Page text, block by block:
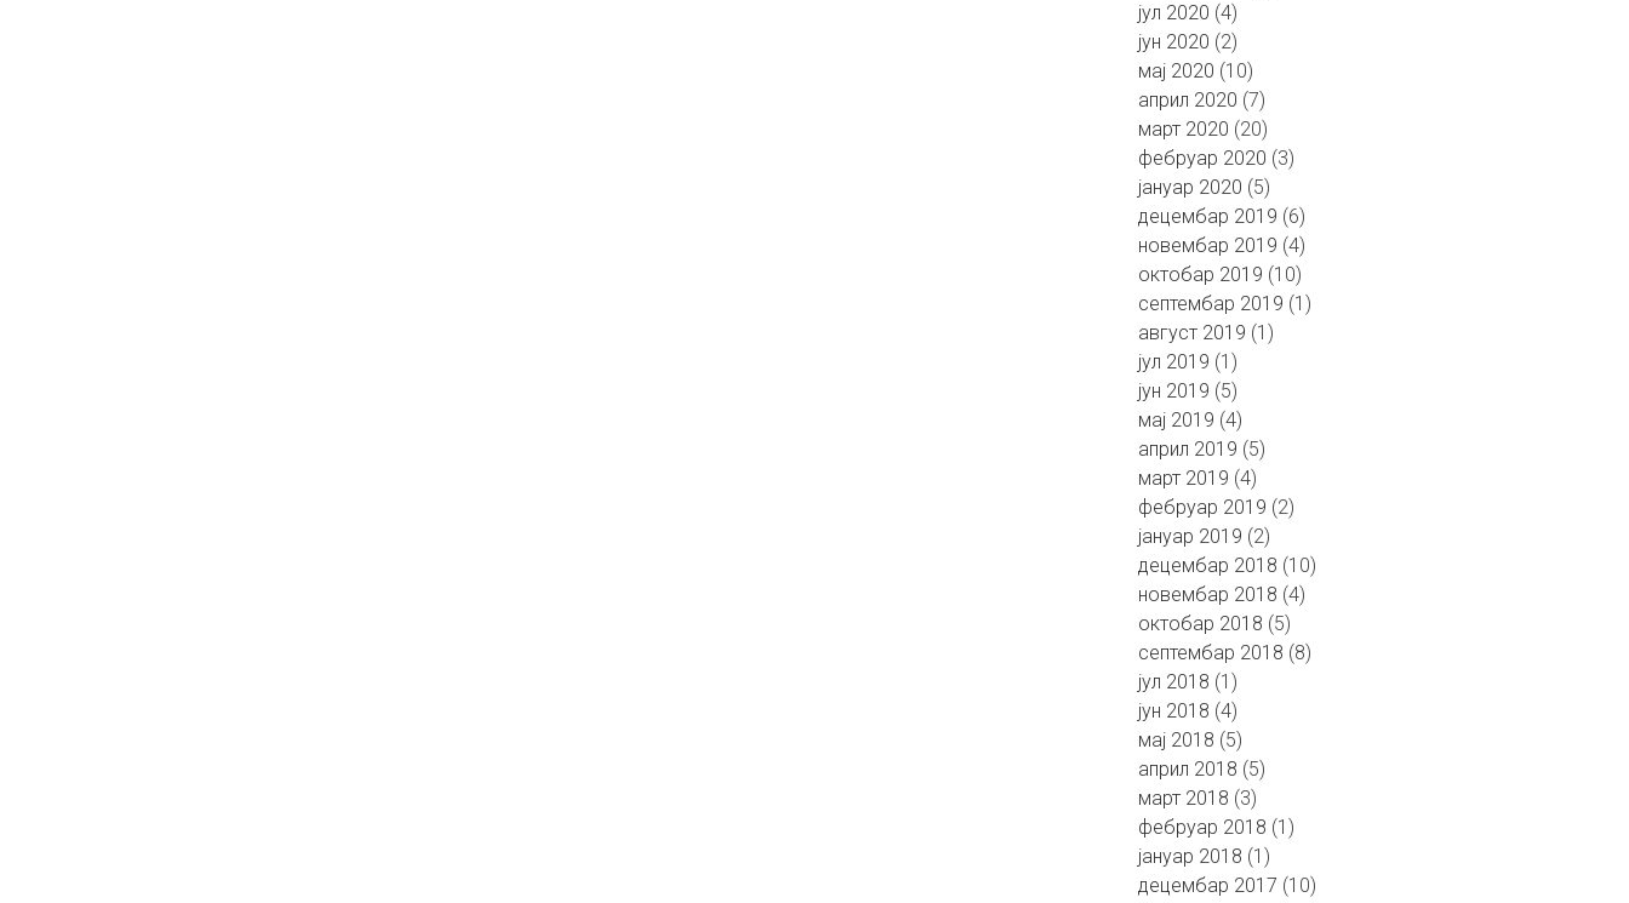
јул 2020 (4)
јун 2020 (2)
мај 2020 (10)
април 2020 (7)
март 2020 (20)
фебруар 2020 (3)
јануар 2020 (5)
децембар 2019 (6)
новембар 2019 (4)
октобар 2019 (10)
септембар 2019 (1)
август 2019 (1)
јул 2019 (1)
јун 2019 (5)
мај 2019 (4)
април 2019 (5)
март 2019 (4)
фебруар 2019 (2)
јануар 2019 (2)
децембар 2018 (10)
новембар 2018 (4)
октобар 2018 (5)
септембар 2018 (8)
јул 2018 (1)
јун 2018 (4)
мај 2018 (5)
април 2018 (5)
март 2018 (3)
фебруар 2018 (1)
јануар 2018 (1)
децембар 2017 (10)